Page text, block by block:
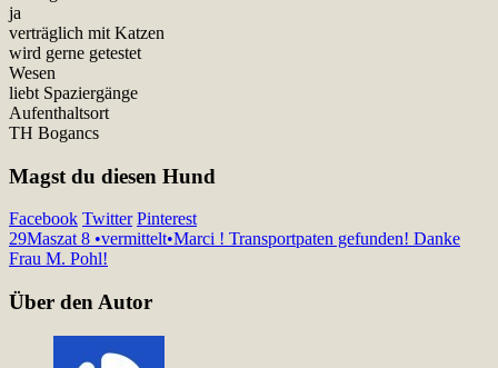
ja
verträglich mit Katzen
wird gerne getestet
Wesen
liebt Spaziergänge
Aufenthaltsort
TH Bogancs
Magst du diesen Hund
Facebook Twitter Pinterest
29Maszat 8 •vermittelt•Marci ! Transportpaten gefunden! Danke
Frau M. Pohl!
Über den Autor